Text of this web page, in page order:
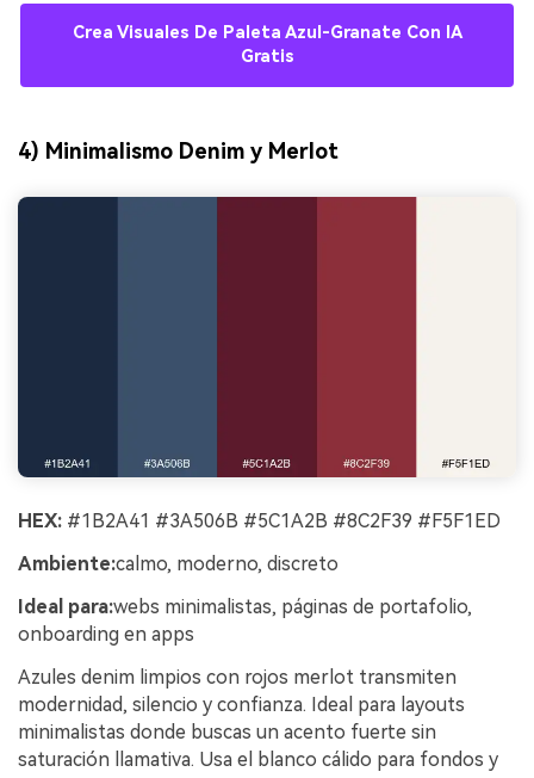
Crea Visuales De Paleta Azul-Granate Con IA
Gratis
4) Minimalismo Denim y Merlot
HEX: #1B2A41 #3A506B #5C1A2B #8C2F39 #F5F1ED
Ambiente:calmo, moderno, discreto
Ideal para:webs minimalistas, páginas de portafolio,
onboarding en apps
Azules denim limpios con rojos merlot transmiten
modernidad, silencio y confianza. Ideal para layouts
minimalistas donde buscas un acento fuerte sin
saturación llamativa. Usa el blanco cálido para fondos y